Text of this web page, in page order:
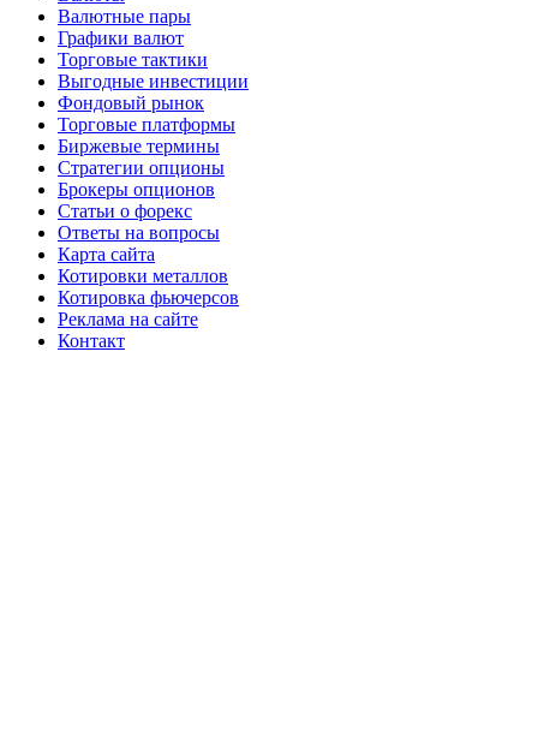
Валютные пары
Графики валют
Торговые тактики
Выгодные инвестиции
Фондовый рынок
Торговые платформы
Биржевые термины
Стратегии опционы
Брокеры опционов
Статьи о форекс
Ответы на вопросы
Карта сайта
Котировки металлов
Котировка фьючерсов
Реклама на сайте
Контакт